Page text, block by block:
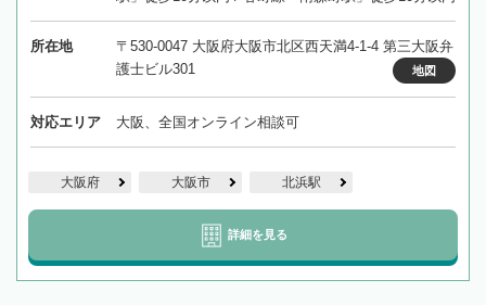
所在地
〒530-0047 大阪府大阪市北区西天満4-1-4 第三大阪弁
護士ビル301
地図
対応エリア 大阪、全国オンライン相談可
大阪府 大阪市 北浜駅
詳細を見る